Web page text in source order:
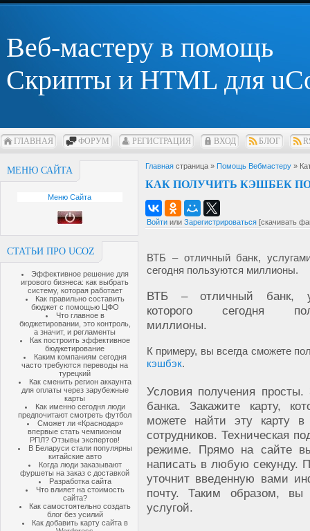
Веб-мастеру в помощь
Скрипты и HTML для
ГЛАВНАЯ ФОРУМ РЕГИСТРАЦИЯ ВХОД БЛОГ
МЕНЮ САЙТА
Меню Сайта
СТАТЬИ ПРО UCOZ
Эффективное решение для
игрового бизнеса: как выбрать
систему, которая работает
Как правильно составить
бюджет с помощью ЦФО
Что главное в
бюджетировании, это контроль,
а значит, и регламенты
Как построить эффективное
бюджетирование
Каким компаниям сегодня
часто требуются переводы на
турецкий
Как сменить регион аккаунта
для оплаты через зарубежные
карты
Как именно сегодня люди
предпочитают смотреть футбол
Сможет ли «Краснодар»
впервые стать чемпионом
РПЛ? Отзывы экспертов!
В Беларуси стали популярны
китайские авто
Когда люди заказывают
фуршеты на заказ с доставкой
Разработка сайта
Что влияет на стоимость
сайта?
Как самостоятельно создать
блог без усилий
Как добавить карту сайта в
Главная страница » Помощь Вебмастеру »
КАК ПОЛУЧИТЬ КЭШБЕК
Войти или Зарегистрироваться [скачивать
ВТБ – отличный банк,
сегодня пользуются миллионы.
ВТБ – отличный банк,
которого сегодня
миллионы.
К примеру, вы всегда сможете
кэшбэк.
Условия получения
банка. Закажите карту,
можете найти эту карту в
сотрудников. Техническая
режиме. Прямо на сайте
написать в любую секунду.
уточнит введенную вами
почту. Таким образом, вы
услугой.